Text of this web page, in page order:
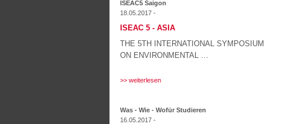
ISEAC5 Saigon
18.05.2017 -
ISEAC 5 - ASIA
THE 5TH
INTERNATIONAL SYMPOSIUM
ON ENVIRONMENTAL …
>> weiterlesen
Was - Wie - Wofür Studieren
16.05.2017 -